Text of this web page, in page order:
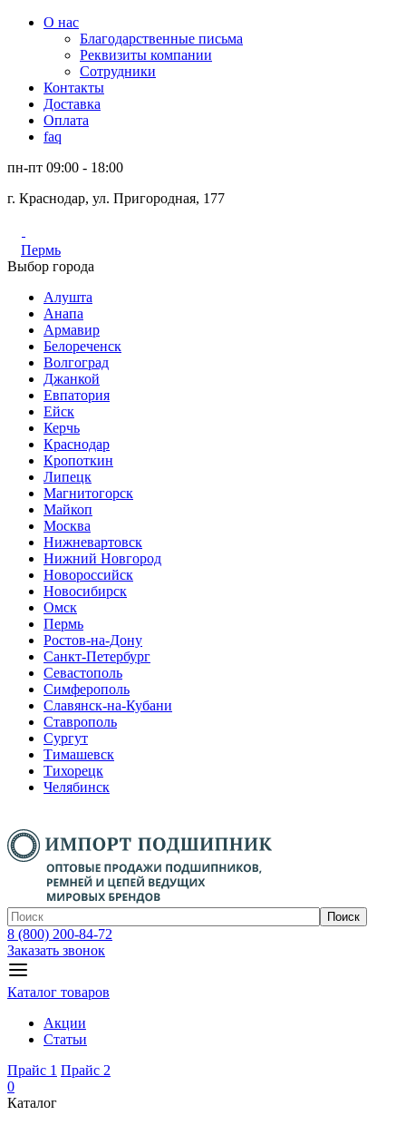
О нас
Благодарственные письма
Реквизиты компании
Сотрудники
Контакты
Доставка
Оплата
faq
пн-пт 09:00 - 18:00
г. Краснодар, ул. Пригородная, 177
Пермь
Выбор города
Алушта
Анапа
Армавир
Белореченск
Волгоград
Джанкой
Евпатория
Ейск
Керчь
Краснодар
Кропоткин
Липецк
Магнитогорск
Майкоп
Москва
Нижневартовск
Нижний Новгород
Новороссийск
Новосибирск
Омск
Пермь
Ростов-на-Дону
Санкт-Петербург
Севастополь
Симферополь
Славянск-на-Кубани
Ставрополь
Сургут
Тимашевск
Тихорецк
Челябинск
Поиск
8 (800) 200-84-72
Заказать звонок
Каталог товаров
Акции
Статьи
Прайс 1 Прайс 2
0
Каталог